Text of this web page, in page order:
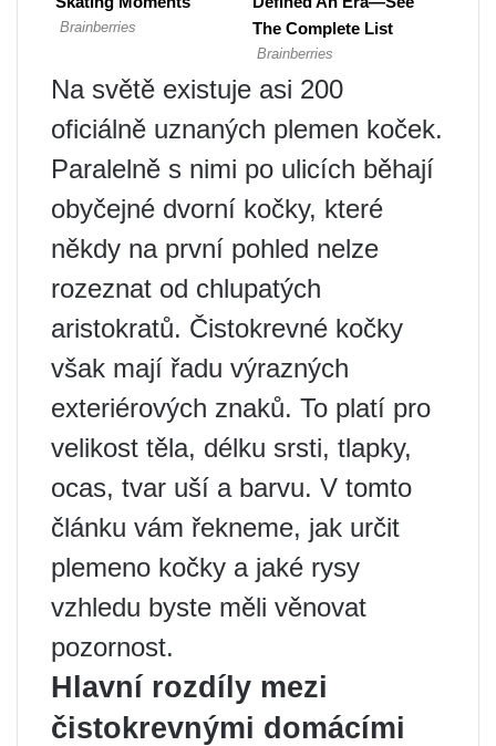
Na světě existuje asi 200
oficiálně uznaných plemen koček.
Paralelně s nimi po ulicích běhají
obyčejné dvorní kočky, které
někdy na první pohled nelze
rozeznat od chlupatých
aristokratů. Čistokrevné kočky
však mají řadu výrazných
exteriérových znaků. To platí pro
velikost těla, délku srsti, tlapky,
ocas, tvar uší a barvu. V tomto
článku vám řekneme, jak určit
plemeno kočky a jaké rysy
vzhledu byste měli věnovat
pozornost.
Hlavní rozdíly mezi
čistokrevnými domácími